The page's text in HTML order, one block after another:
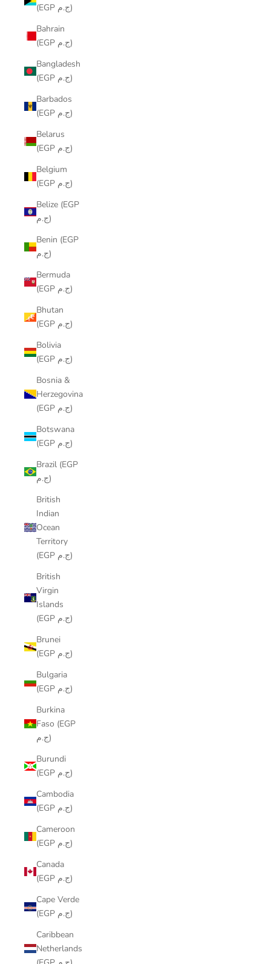
(EGP ج.م)
Bahrain
(EGP ج.م)
Bangladesh
(EGP ج.م)
Barbados
(EGP ج.م)
Belarus
(EGP ج.م)
Belgium
(EGP ج.م)
Belize (EGP
ج.م)
Benin (EGP
ج.م)
Bermuda
(EGP ج.م)
Bhutan
(EGP ج.م)
Bolivia
(EGP ج.م)
Bosnia &
Herzegovina
(EGP ج.م)
Botswana
(EGP ج.م)
Brazil (EGP
ج.م)
British
Indian
Ocean
Territory
(EGP ج.م)
British
Virgin
Islands
(EGP ج.م)
Brunei
(EGP ج.م)
Bulgaria
(EGP ج.م)
Burkina
Faso (EGP
ج.م)
Burundi
(EGP ج.م)
Cambodia
(EGP ج.م)
Cameroon
(EGP ج.م)
Canada
(EGP ج.م)
Cape Verde
(EGP ج.م)
Caribbean
Netherlands